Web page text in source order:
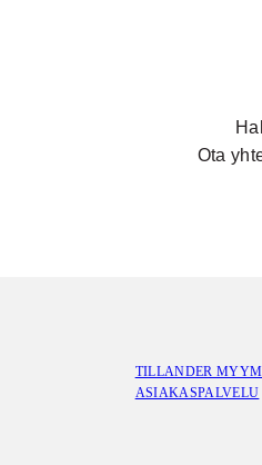
Ota
TILLANDER
ASIAKASPALVELU